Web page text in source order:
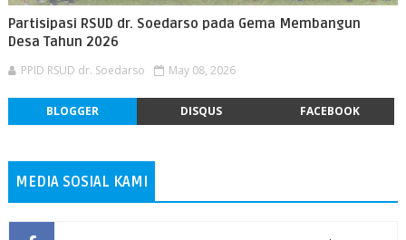
Partisipasi RSUD dr. Soedarso pada Gema Membangun
Desa Tahun 2026
PPID RSUD dr. Soedarso May 08, 2026
BLOGGER DISQUS FACEBOOK
MEDIA SOSIAL KAMI